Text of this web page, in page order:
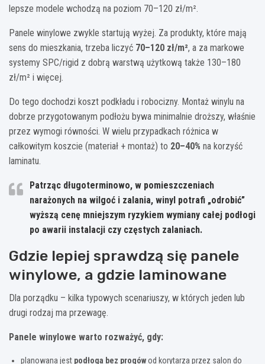
lepsze modele wchodzą na poziom 70–120 zł/m².
Panele winylowe zwykle startują wyżej. Za produkty, które mają
sens do mieszkania, trzeba liczyć 70–120 zł/m², a za markowe
systemy SPC/rigid z dobrą warstwą użytkową także 130–180
zł/m² i więcej.
Do tego dochodzi koszt podkładu i robocizny. Montaż winylu na
dobrze przygotowanym podłożu bywa minimalnie droższy, właśnie
przez wymogi równości. W wielu przypadkach różnica w
całkowitym koszcie (materiał + montaż) to 20–40% na korzyść
laminatu.
Patrząc długoterminowo, w pomieszczeniach
narażonych na wilgoć i zalania, winyl potrafi „odrobić”
wyższą cenę mniejszym ryzykiem wymiany całej podłogi
po awarii instalacji czy częstych zalaniach.
Gdzie lepiej sprawdzą się panele
winylowe, a gdzie laminowane
Dla porządku – kilka typowych scenariuszy, w których jeden lub
drugi rodzaj ma przewagę.
Panele winylowe warto rozważyć, gdy:
planowana jest podłoga bez progówod korytarza przez salon do